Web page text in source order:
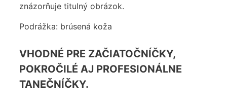
znázorňuje titulný obrázok.
Podrážka: brúsená koža
VHODNÉ PRE ZAČIATOČNÍČKY,
POKROČILÉ AJ PROFESIONÁLNE
TANEČNÍČKY.